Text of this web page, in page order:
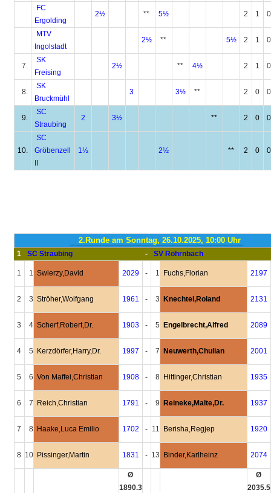
FC
Ergolding
2½ ** 5½ 2 1 0
MTV
Ingolstadt
2½ ** 5½ 2 1 0
7.
SK
Freising
2½ ** 4½ 2 1 0
8.
SK
Bruckmühl
3 3½ ** 2 0 0
9.
SC
Straubing
2 3½ ** 2 0 0
10.
SC
Gröbenzell
1½ 2½ ** 2 0 0
2.Runde am Sonntag, 26.10.2025, 10:00 Uhr
1 SC Straubing - SV Röhrnbach
1 1 Swierzy,David 2029 - 1 Fuchs,Florian 2197
2 3 Ströher,Wolfgang 1961 - 3 Knechtel,Roland 2131
3 4 Scherf,Robert,Dr. 1903 - 5 Engelbrecht,Alfred 2089
4 5 Kerzdörfer,Harry,Dr. 1997 - 7 Neuwerth,Chulian 2001
5 6 Von Maffei,Christian 1908 - 8 Hittinger,Christian 1935
6 7 Reich,Christian 1791 - 9 Reineke,Malte,Dr. 1937
7 8 Haake,Luca Emilio 1702 - 11 Berisha,Regjep 1920
8 10 Pissinger,Martin 1831 - 13 Binder,Karlheinz 2074
Ø
1890.3
Ø
2035.5